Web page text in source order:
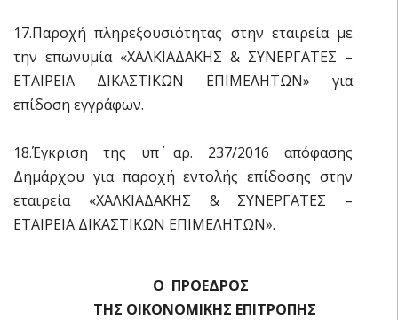
17.Παροχή πληρεξουσιότητας στην εταιρεία με
την επωνυμία «ΧΑΛΚΙΑΔΑΚΗΣ & ΣΥΝΕΡΓΑΤΕΣ –
ΕΤΑΙΡΕΙΑ ΔΙΚΑΣΤΙΚΩΝ ΕΠΙΜΕΛΗΤΩΝ» για
επίδοση εγγράφων.
18.Έγκριση της υπ΄ αρ. 237/2016 απόφασης
Δημάρχου για παροχή εντολής επίδοσης στην
εταιρεία «ΧΑΛΚΙΑΔΑΚΗΣ & ΣΥΝΕΡΓΑΤΕΣ –
ΕΤΑΙΡΕΙΑ ΔΙΚΑΣΤΙΚΩΝ ΕΠΙΜΕΛΗΤΩΝ».
Ο ΠΡΟΕΔΡΟΣ
ΤΗΣ ΟΙΚΟΝΟΜΙΚΗΣ ΕΠΙΤΡΟΠΗΣ